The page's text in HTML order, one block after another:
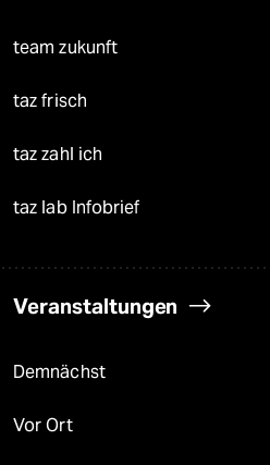
team zukunft
taz frisch
taz zahl ich
taz lab Infobrief
Veranstaltungen
Demnächst
Vor Ort